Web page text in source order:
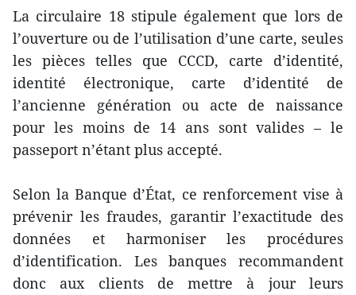
La circulaire 18 stipule également que lors de
l’ouverture ou de l’utilisation d’une carte, seules
les pièces telles que CCCD, carte d’identité,
identité électronique, carte d’identité de
l’ancienne génération ou acte de naissance
pour les moins de 14 ans sont valides – le
passeport n’étant plus accepté.
Selon la Banque d’État, ce renforcement vise à
prévenir les fraudes, garantir l’exactitude des
données et harmoniser les procédures
d’identification. Les banques recommandent
donc aux clients de mettre à jour leurs